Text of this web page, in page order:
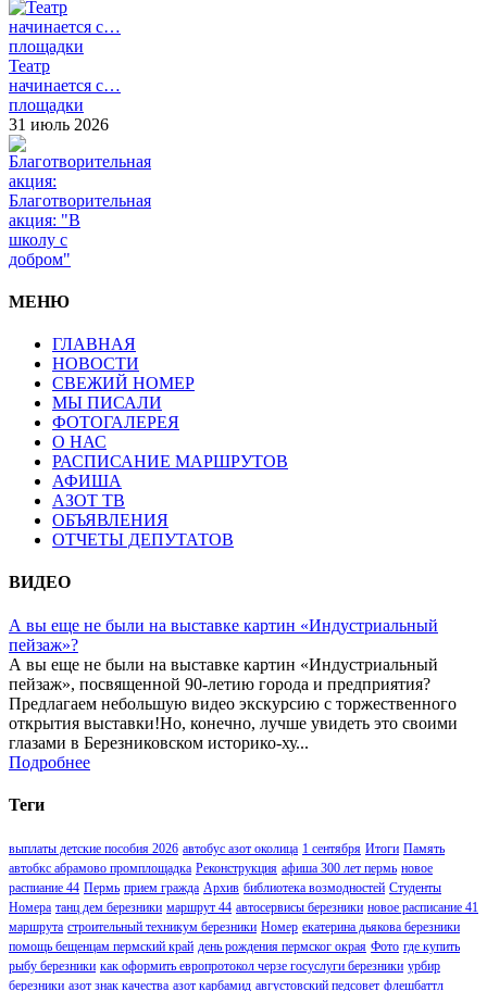
Театр
начинается с…
площадки
31 июль 2026
Благотворительная
акция: "В
школу с
добром"
МЕНЮ
ГЛАВНАЯ
НОВОСТИ
СВЕЖИЙ НОМЕР
МЫ ПИСАЛИ
ФОТОГАЛЕРЕЯ
О НАС
РАСПИСАНИЕ МАРШРУТОВ
АФИША
АЗОТ ТВ
ОБЪЯВЛЕНИЯ
ОТЧЕТЫ ДЕПУТАТОВ
ВИДЕО
А вы еще не были на выставке картин «Индустриальный
пейзаж»?
А вы еще не были на выставке картин «Индустриальный
пейзаж», посвященной 90-летию города и предприятия?
Предлагаем небольшую видео экскурсию с торжественного
открытия выставки!Но, конечно, лучше увидеть это своими
глазами в Березниковском историко-ху...
Подробнее
Теги
выплаты детские пособия 2026 автобус азот околица 1 сентября Итоги Память
автобкс абрамово промплощадка Реконструкция афиша 300 лет пермь новое
распиание 44 Пермь прием гражда Архив библиотека возмодностей Студенты
Номера танц дем березники маршрут 44 автосервисы березники новое расписание 41
маршрута строительный техникум березники Номер екатерина дьякова березники
помощь бещенцам пермский край день рождения пермског окрая Фото где купить
рыбу березники как оформить европротокол черзе госуслуги березники урбир
березники азот знак качества азот карбамид августовский педсовет флешбаттл